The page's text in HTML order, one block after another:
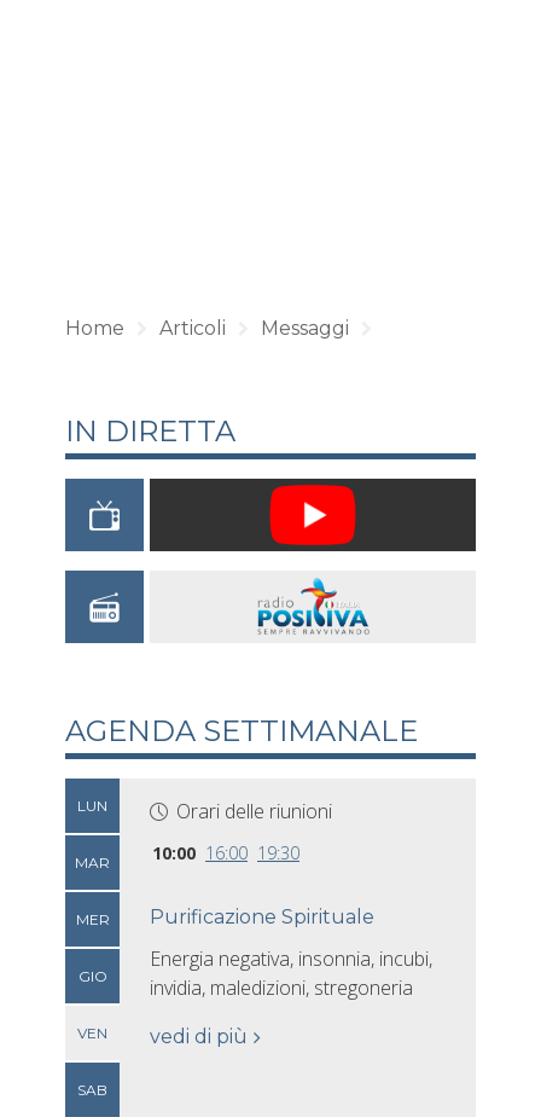
Home Articoli Messaggi
IN DIRETTA
AGENDA SETTIMANALE
LUN
MAR
MER
GIO
VEN
SAB
Orari delle riunioni
10:00 16:00 19:30
Purificazione Spirituale
Energia negativa, insonnia, incubi,
invidia, maledizioni, stregoneria
vedi di più